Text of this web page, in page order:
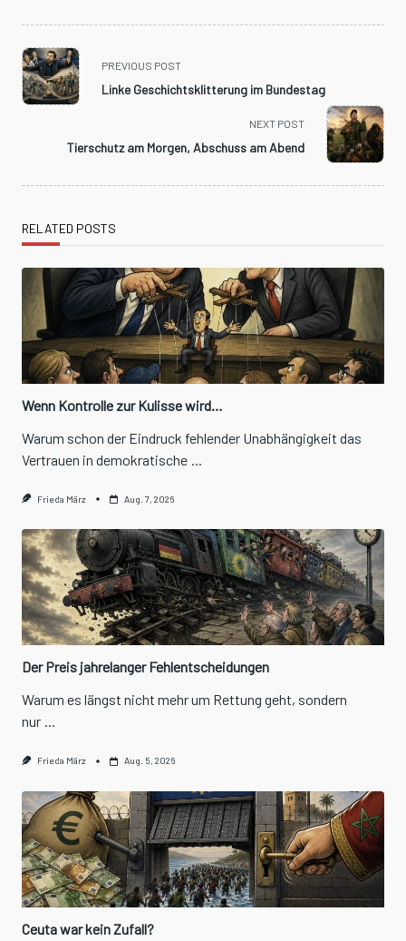
<span
class="nav-
subtitle
PREVIOUS POST
Linke Geschichtsklitterung im Bundestag
NEXT POST
Tierschutz am Morgen, Abschuss am Abend
RELATED POSTS
Wenn Kontrolle zur Kulisse wird…
Warum schon der Eindruck fehlender Unabhängigkeit das
Vertrauen in demokratische ...
Frieda März Aug. 7, 2026
Der Preis jahrelanger Fehlentscheidungen
Warum es längst nicht mehr um Rettung geht, sondern
nur ...
Frieda März Aug. 5, 2026
Ceuta war kein Zufall?